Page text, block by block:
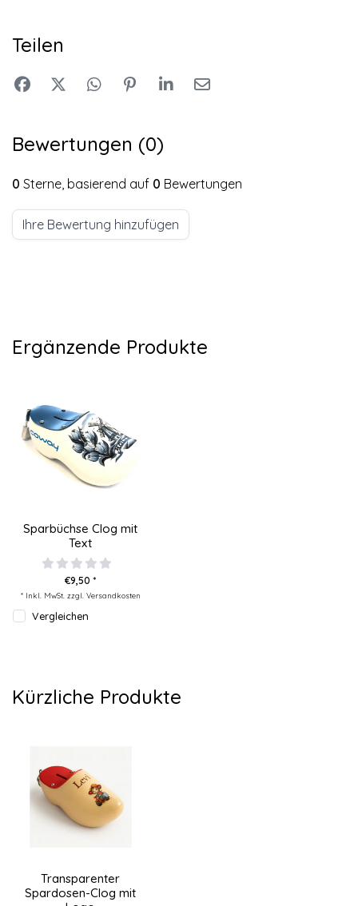
Teilen
Bewertungen (0)
0 Sterne, basierend auf 0 Bewertungen
Ihre Bewertung hinzufügen
Ergänzende Produkte
Sparbüchse Clog mit
Text
€9,50 *
* Inkl. MwSt. zzgl. Versandkosten
Vergleichen
Kürzliche Produkte
Transparenter
Spardosen-Clog mit